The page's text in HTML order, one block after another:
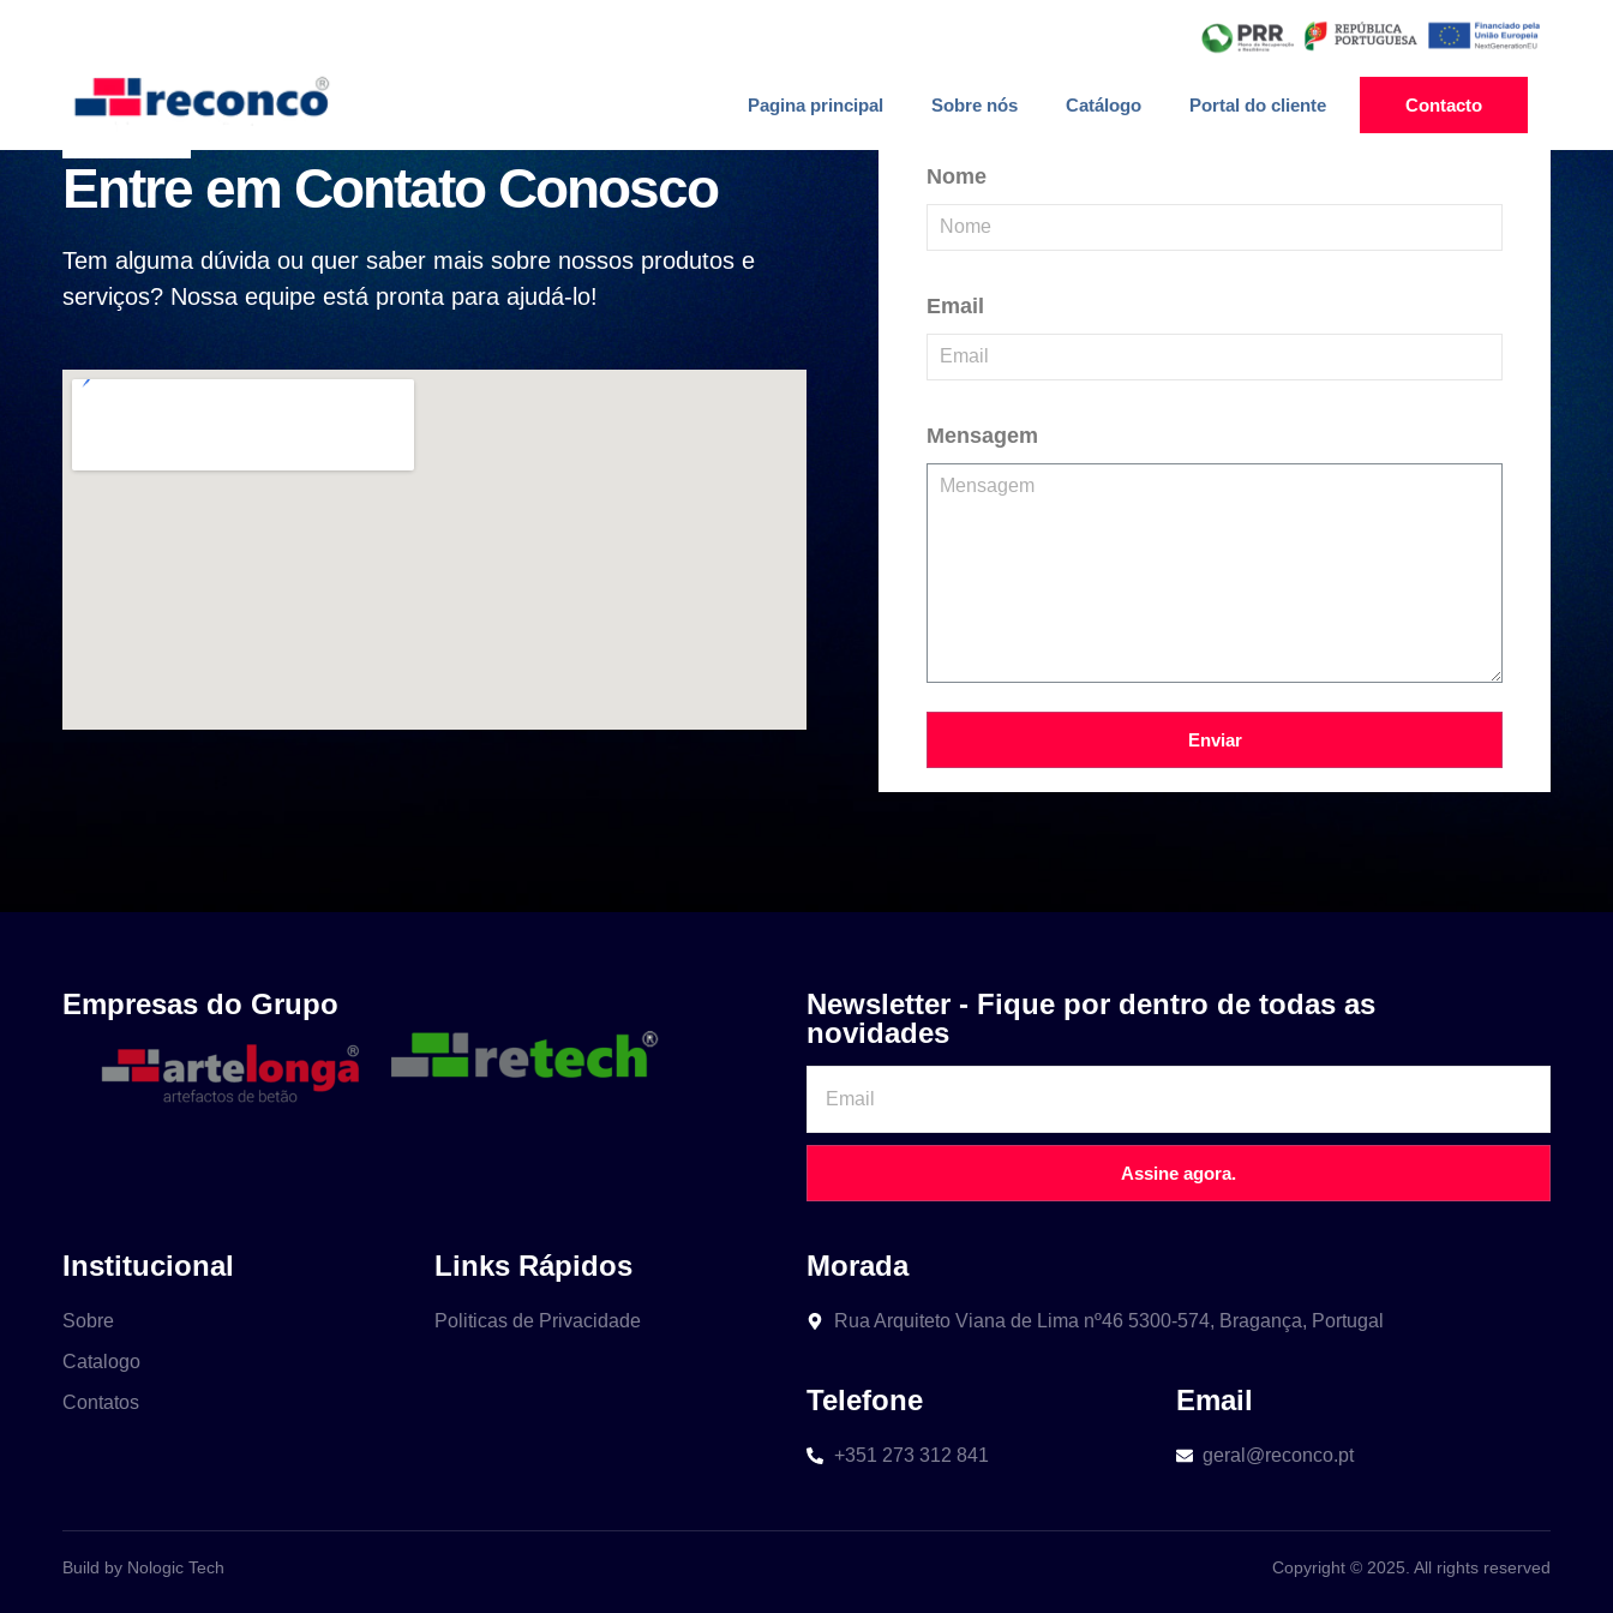
Pagina principal Sobre nós Catálogo Portal do cliente
Contacto
Entre em Contato Conosco
Tem alguma dúvida ou quer saber mais sobre nossos produtos e
serviços? Nossa equipe está pronta para ajudá-lo!
Nome
Email
Mensagem
Enviar
Empresas do Grupo
Newsletter - Fique por dentro de todas as
novidades
Assine agora.
Institucional
Sobre
Catalogo
Contatos
Links Rápidos
Politicas de Privacidade
Morada
Rua Arquiteto Viana de Lima nº46 5300-574, Bragança, Portugal
Telefone Email
+351 273 312 841 geral@reconco.pt
Build by Nologic Tech Copyright © 2025. All rights reserved